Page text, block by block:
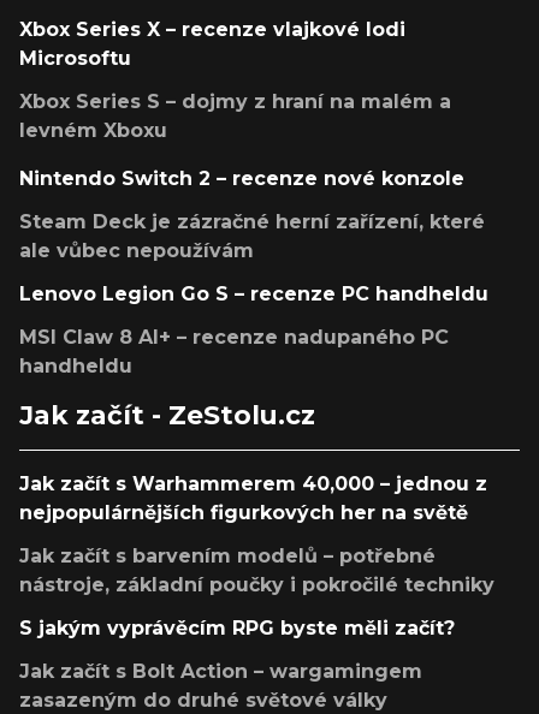
Xbox Series X – recenze vlajkové lodi
Microsoftu
Xbox Series S – dojmy z hraní na malém a
levném Xboxu
Nintendo Switch 2 – recenze nové konzole
Steam Deck je zázračné herní zařízení, které
ale vůbec nepoužívám
Lenovo Legion Go S – recenze PC handheldu
MSI Claw 8 AI+ – recenze nadupaného PC
handheldu
Jak začít - ZeStolu.cz
Jak začít s Warhammerem 40,000 – jednou z
nejpopulárnějších figurkových her na světě
Jak začít s barvením modelů – potřebné
nástroje, základní poučky i pokročilé techniky
S jakým vyprávěcím RPG byste měli začít?
Jak začít s Bolt Action – wargamingem
zasazeným do druhé světové války